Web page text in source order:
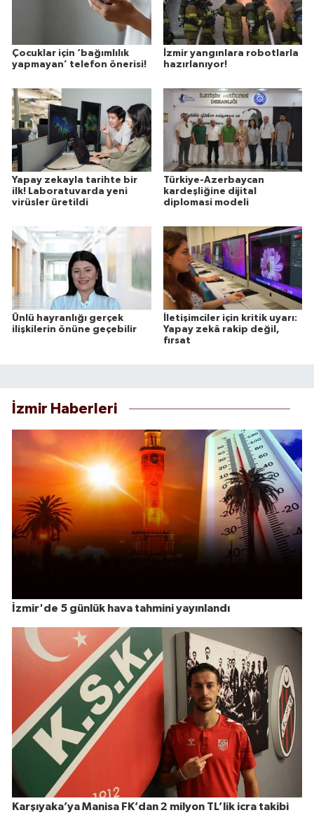
Çocuklar için ‘bağımlılık
yapmayan’ telefon önerisi!
İzmir yangınlara robotlarla
hazırlanıyor!
Yapay zekayla tarihte bir
ilk! Laboratuvarda yeni
virüsler üretildi
Türkiye-Azerbaycan
kardeşliğine dijital
diplomasi modeli
Ünlü hayranlığı gerçek
ilişkilerin önüne geçebilir
İletişimciler için kritik uyarı:
Yapay zekâ rakip değil,
fırsat
İzmir Haberleri
İzmir'de 5 günlük hava tahmini yayınlandı
Karşıyaka’ya Manisa FK’dan 2 milyon TL’lik icra takibi